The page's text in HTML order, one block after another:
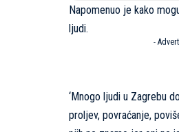
Napomenuo je kako
ljudi.
-
‘Mnogo ljudi u Zagrebu
proljev, povraćanje,